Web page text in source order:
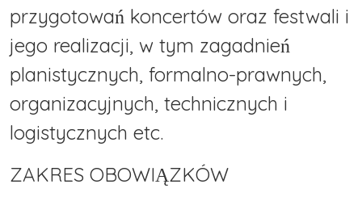
przygotowań koncertów oraz festwali i
jego realizacji, w tym zagadnień
planistycznych, formalno-prawnych,
organizacyjnych, technicznych i
logistycznych etc.
ZAKRES OBOWIĄZKÓW